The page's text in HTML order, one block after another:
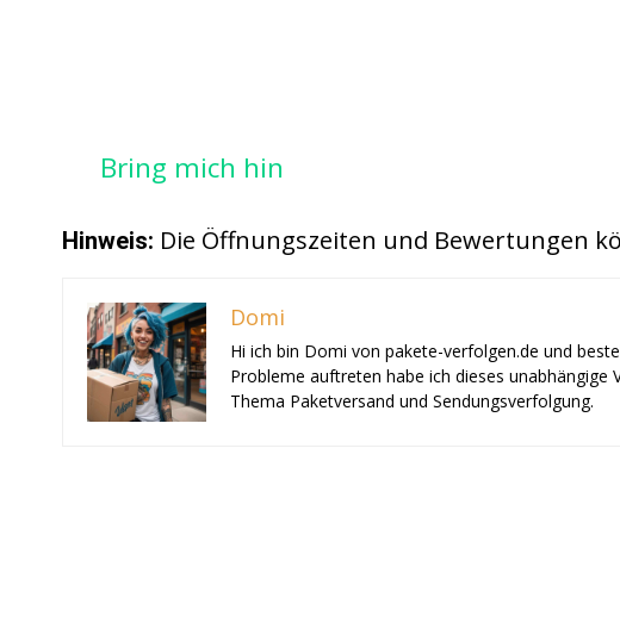
Bring mich hin
Hinweis: Die Öffnungszeiten und Bewertungen
Domi
Hi ich bin Domi von pakete-verfolgen.de und
Probleme auftreten habe ich dieses unabhängige
Thema Paketversand und Sendungsverfolgung.